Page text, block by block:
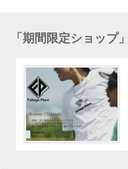
「期間限定ショップ